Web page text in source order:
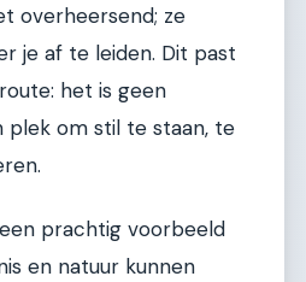
overheersend; ze
je af te leiden. Dit past
het is geen
plek om stil te staan, te
prachtig voorbeeld
en natuur kunnen